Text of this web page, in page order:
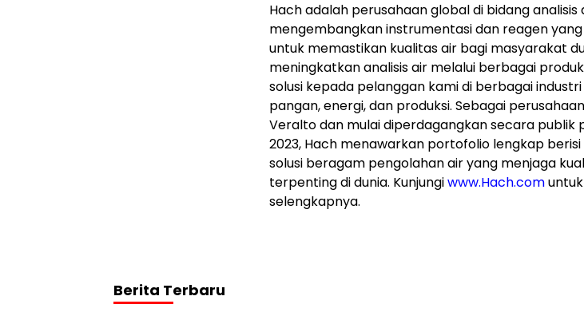
Hach adalah perusahaan global di bidang analisis
mengembangkan instrumentasi dan reagen
untuk memastikan kualitas air bagi masyarakat
meningkatkan analisis air melalui berbagai
solusi kepada pelanggan kami di berbagai
pangan, energi, dan produksi. Sebagai
Veralto dan mulai diperdagangkan secara publik
2023, Hach menawarkan portofolio lengkap
solusi beragam pengolahan air yang menjaga
terpenting di dunia. Kunjungiwww.Hach.com
selengkapnya.
Berita Terbaru